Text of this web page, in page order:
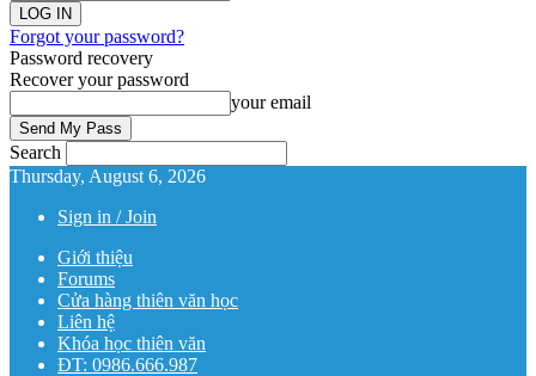
Forgot your password?
Password recovery
Recover your password
your email
Search
Thursday, August 6, 2026
Sign in / Join
Giới thiệu
Forums
Cửa hàng thiên văn học
Liên hệ
Khóa học thiên văn
ĐT: 0986.666.987